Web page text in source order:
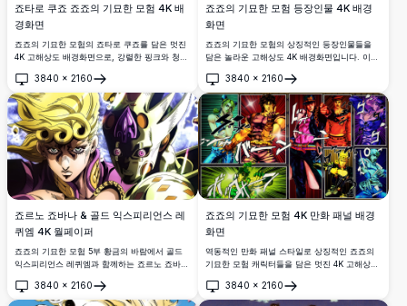
죠타로 쿠죠 죠죠의 기묘한 모험 4K 배
경화면
죠죠의 기묘한 모험의 죠타로 쿠죠를 담은 멋진
4K 고해상도 배경화면으로, 강렬한 핑크와 청록
그라데이션 배경에 세밀한 선화가 돋보이는 상
징적인 애니메이션 아트 스타일.
3840 × 2160
열기
죠죠의 기묘한 모험 등장인물 4K 배경
화면
죠죠의 기묘한 모험의 상징적인 등장인물들을
담은 놀라운 고해상도 4K 배경화면입니다. 이탈
초록 배경 앞에서 역동적인 포즈를 취한 캐릭터
들이 시리즈 특유의 독특한 아트 스타일을 선보
입니다.
3840 × 2160
열기
죠르노 죠바나 & 골드 익스피리언스 레
퀴엠 4K 월페이퍼
죠죠의 기묘한 모험 5부 황금의 바람에서 골드
익스피리언스 레퀴엠과 함께하는 죠르노 죠바나
과 역동적인 구도의 고해상도 애니메이션 아트.
3840 × 2160
열기
죠죠의 기묘한 모험 4K 만화 패널 배경
화면
역동적인 만화 패널 스타일로 상징적인 죠죠의
기묘한 모험 캐릭터들을 담은 멋진 4K 고해상도
효과음과 함께 다양한 스토리 아크의 여러 주인
공들을 선보입니다.
3840 × 2160
열기